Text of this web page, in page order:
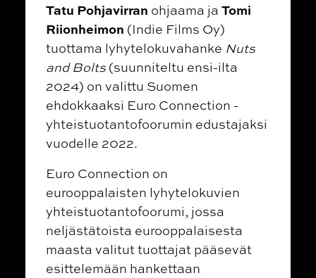
Tatu Pohjavirran ohjaama ja Tomi
Riionheimon (Indie Films Oy)
tuottama lyhytelokuvahanke Nuts
and Bolts(suunniteltu ensi-ilta
2024) on valittu Suomen
ehdokkaaksi Euro Connection -
yhteistuotantofoorumin edustajaksi
vuodelle 2022.
Euro Connection on
eurooppalaisten lyhytelokuvien
yhteistuotantofoorumi, jossa
neljästätoista eurooppalaisesta
maasta valitut tuottajat pääsevät
esittelemään hankettaan